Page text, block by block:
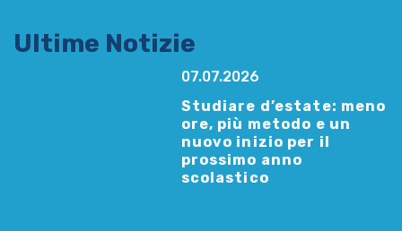
Ultime Notizie
07.07.2026
Studiare d’estate: meno
ore, più metodo e un
nuovo inizio per il
prossimo anno
scolastico